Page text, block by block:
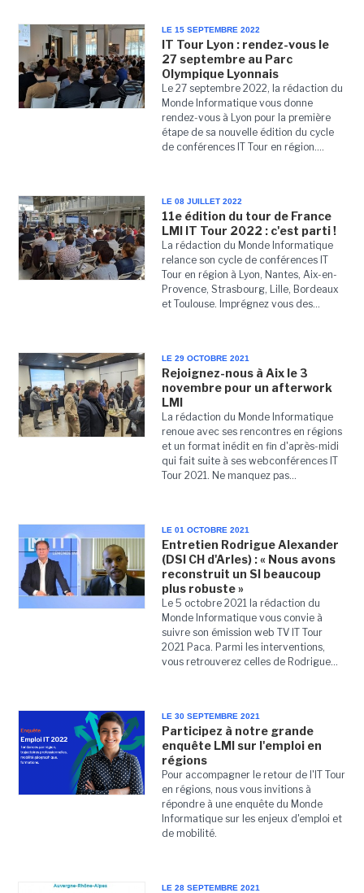
LE 15 SEPTEMBRE 2022
IT Tour Lyon : rendez-vous le
27 septembre au Parc
Olympique Lyonnais
Le 27 septembre 2022, la rédaction du
Monde Informatique vous donne
rendez-vous à Lyon pour la première
étape de sa nouvelle édition du cycle
de conférences IT Tour en région....
LE 08 JUILLET 2022
11e édition du tour de France
LMI IT Tour 2022 : c'est parti !
La rédaction du Monde Informatique
relance son cycle de conférences IT
Tour en région à Lyon, Nantes, Aix-en-
Provence, Strasbourg, Lille, Bordeaux
et Toulouse. Imprégnez vous des...
LE 29 OCTOBRE 2021
Rejoignez-nous à Aix le 3
novembre pour un afterwork
LMI
La rédaction du Monde Informatique
renoue avec ses rencontres en régions
et un format inédit en fin d'après-midi
qui fait suite à ses webconférences IT
Tour 2021. Ne manquez pas...
LE 01 OCTOBRE 2021
Entretien Rodrigue Alexander
(DSI CH d'Arles) : « Nous avons
reconstruit un SI beaucoup
plus robuste »
Le 5 octobre 2021 la rédaction du
Monde Informatique vous convie à
suivre son émission web TV IT Tour
2021 Paca. Parmi les interventions,
vous retrouverez celles de Rodrigue...
LE 30 SEPTEMBRE 2021
Participez à notre grande
enquête LMI sur l'emploi en
régions
Pour accompagner le retour de l'IT Tour
en régions, nous vous invitions à
répondre à une enquête du Monde
Informatique sur les enjeux d'emploi et
de mobilité.
LE 28 SEPTEMBRE 2021